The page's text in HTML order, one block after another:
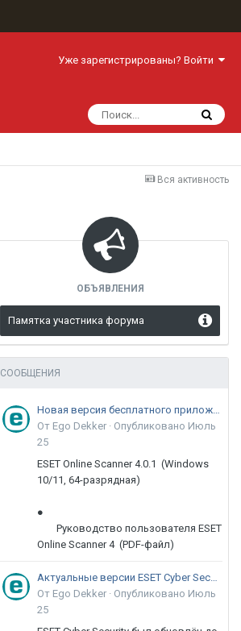
Уже зарегистрированы? Войти
Вся активность
ОБЪЯВЛЕНИЯ
Памятка участника форума
СООБЩЕНИЯ
Новая версия бесплатного приложения ESET Online Scanner доступна пользователям
От Ego Dekker · Опубликовано Июль
25
ESET Online Scanner 4.0.1 (Windows
10/11, 64-разрядная)
●
Руководство пользователя ESET
Online Scanner 4 (PDF-файл)
Актуальные версии ESET Cyber Security 9
От Ego Dekker · Опубликовано Июль
25